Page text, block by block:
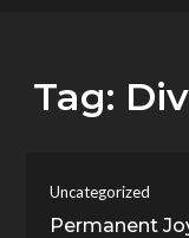
Tag:
Uncategorized
Permanent